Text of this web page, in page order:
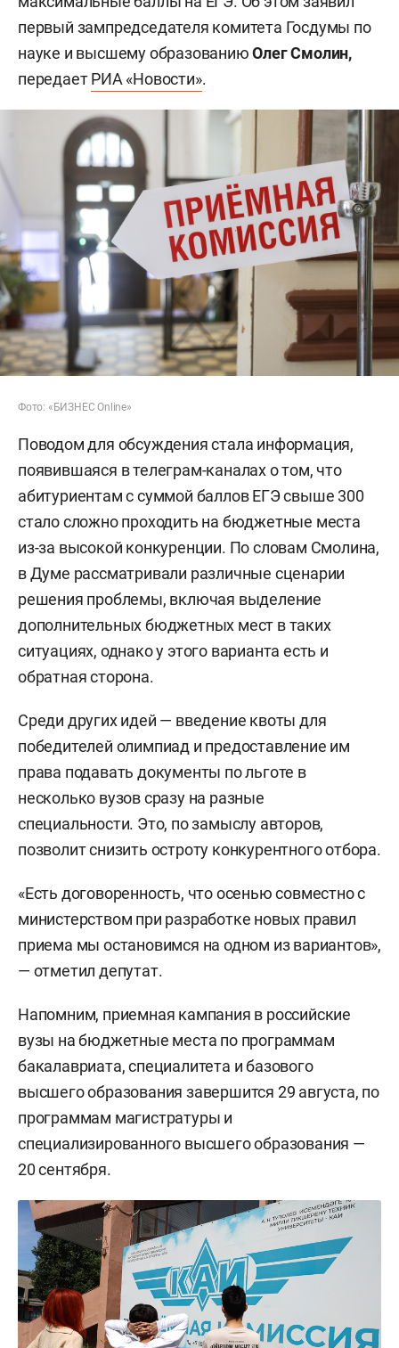
первый зампредседателя комитета Госдумы по
науке и высшему образованиюОлег Смолин,
передаетРИА «Новости».
Фото: «БИЗНЕС Online»
Поводом для обсуждения стала информация,
появившаяся в телеграм-каналах о том, что
абитуриентам с суммой баллов ЕГЭ свыше 300
стало сложно проходить на бюджетные места
из-за высокой конкуренции. По словам Смолина,
в Думе рассматривали различные сценарии
решения проблемы, включая выделение
дополнительных бюджетных мест в таких
ситуациях, однако у этого варианта есть и
обратная сторона.
Среди других идей — введение квоты для
победителей олимпиад и предоставление им
права подавать документы по льготе в
несколько вузов сразу на разные
специальности. Это, по замыслу авторов,
позволит снизить остроту конкурентного отбора.
«Есть договоренность, что осенью совместно с
министерством при разработке новых правил
приема мы остановимся на одном из вариантов»,
— отметил депутат.
Напомним, приемная кампания в российские
вузы на бюджетные места по программам
бакалавриата, специалитета и базового
высшего образования завершится 29 августа, по
программам магистратуры и
специализированного высшего образования —
20 сентября.